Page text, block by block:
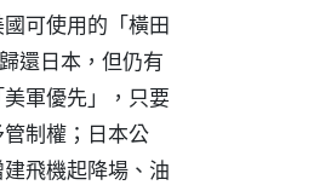
可使用的「橫田
還日本，但仍有
軍優先」，只要
制權；日本公
飛機起降場、油